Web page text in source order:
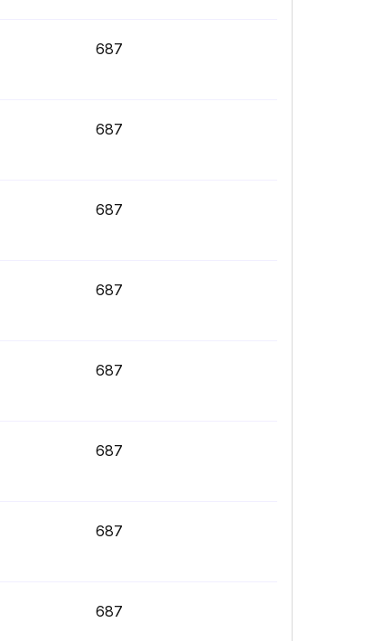
687
687
687
687
687
687
687
687